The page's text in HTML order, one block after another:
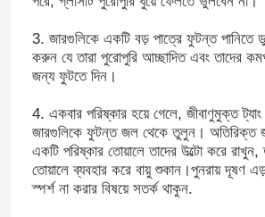
3. জারগুলিকে একটি বড় পাত্রে ফুটন্ত পানিতে
করুন যে তারা পুরোপুরি আচ্ছাদিত এবং তাদের
জন্য ফুটতে দিন।
4. একবার পরিষ্কার হয়ে গেলে, জীবাণুমুক্ত ট্যাং
জারগুলিকে ফুটন্ত জল থেকে তুলুন। অতিরিক্ত
একটি পরিষ্কার তোয়ালে তাদের উল্টো করে
তোয়ালে ব্যবহার করে বায়ু শুকান।পুনরায় দূষণ
স্পর্শ না করার বিষয়ে সতর্ক থাকুন.